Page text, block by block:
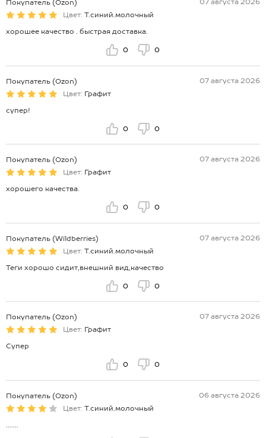
Покупатель (Ozon)
07 августа 2026
Цвет: Т.синий.молочный
хорошее качество . быстрая доставка.
0 0
Покупатель (Ozon)
07 августа 2026
Цвет: Графит
супер!
0 0
Покупатель (Ozon)
07 августа 2026
Цвет: Графит
хорошего качества.
0 0
Покупатель (Wildberries)
07 августа 2026
Цвет: Т.синий.молочный
Теги хорошо сидит,внешний вид,качество
0 0
Покупатель (Ozon)
07 августа 2026
Цвет: Графит
Супер
0 0
Покупатель (Ozon)
06 августа 2026
Цвет: Т.синий.молочный